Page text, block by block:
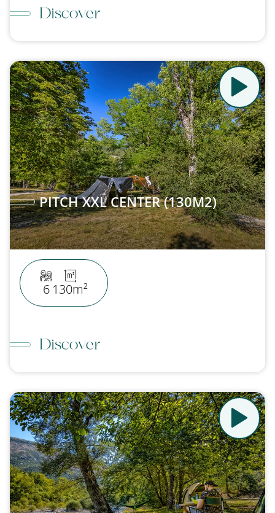
Discover
PITCH XXL CENTER (130M2)
6 130m²
Discover